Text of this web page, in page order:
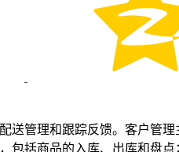
管理和跟踪反馈。客户管
括商品的入库、出库和盘